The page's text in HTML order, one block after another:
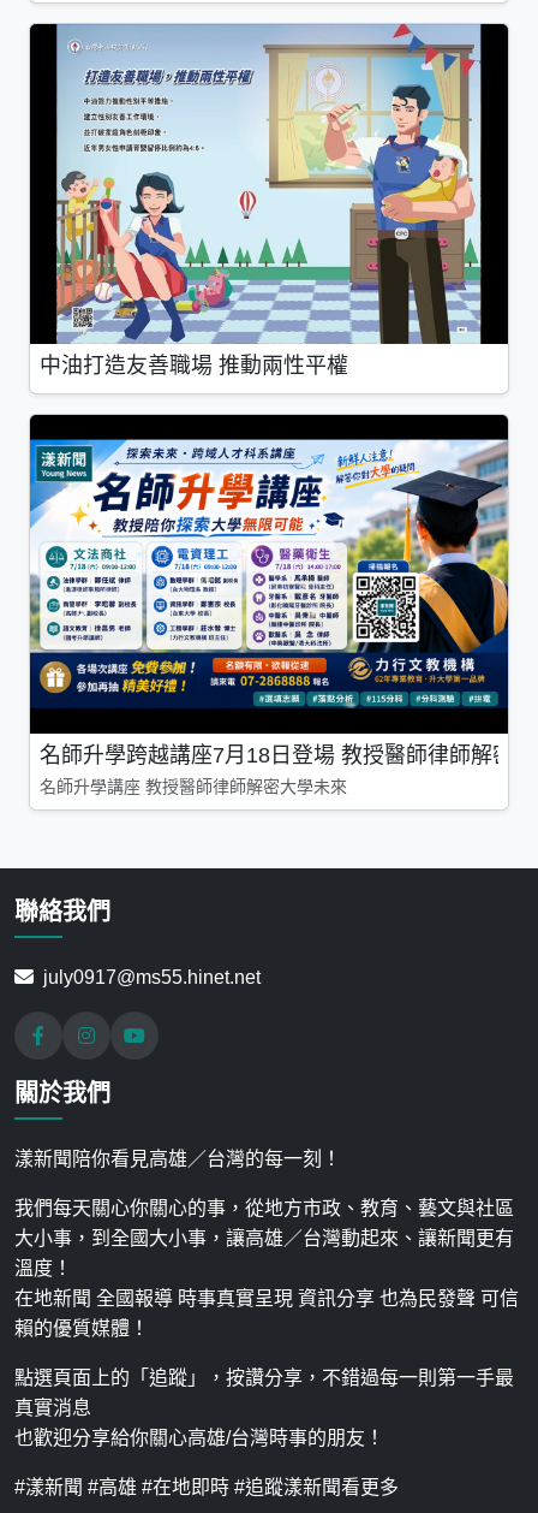
中油打造友善職場 推動兩性平權
名師升學跨越講座7月18日登場 教授醫師律師解密
名師升學講座 教授醫師律師解密大學未來
聯絡我們
july0917@ms55.hinet.net
關於我們
漾新聞陪你看見高雄／台灣的每一刻！
我們每天關心你關心的事，從地方市政、教育、藝文與社區
大小事，到全國大小事，讓高雄／台灣動起來、讓新聞更有
溫度！
在地新聞 全國報導 時事真實呈現 資訊分享 也為民發聲 可信
賴的優質媒體！
點選頁面上的「追蹤」，按讚分享，不錯過每一則第一手最
真實消息
也歡迎分享給你關心高雄/台灣時事的朋友！
#漾新聞 #高雄 #在地即時 #追蹤漾新聞看更多